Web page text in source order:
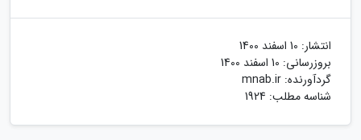
انتشار: 10 اسفند 1400
بروزرسانی: 10 اسفند 1400
گردآورنده: mnab.ir
شناسه مطلب: 1924